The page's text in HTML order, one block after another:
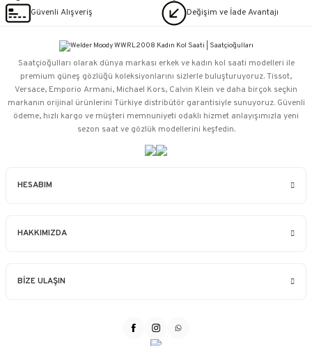
Güvenli Alışveriş Değişim ve İade Avantajı
HESABIM
HAKKIMIZDA
BİZE ULAŞIN
Saatçioğulları⁠ olarak dünya markası erkek ve kadın kol saati modelleri ile
premium güneş gözlüğü koleksiyonlarını sizlerle buluşturuyoruz. Tissot,
Versace, Emporio Armani, Michael Kors, Calvin Klein ve daha birçok seçkin
markanın orijinal ürünlerini Türkiye distribütör garantisiyle sunuyoruz. Güvenli
ödeme, hızlı kargo ve müşteri memnuniyeti odaklı hizmet anlayışımızla yeni
sezon saat ve gözlük modellerini keşfedin.